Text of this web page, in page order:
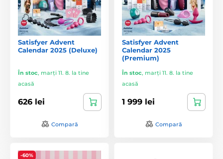
Satisfyer Advent
Calendar 2025 (Deluxe)
În stoc, marți 11. 8. la tine
acasă
626 lei
Compară
Satisfyer Advent
Calendar 2025
(Premium)
În stoc, marți 11. 8. la tine
acasă
1 999 lei
Compară
-60%